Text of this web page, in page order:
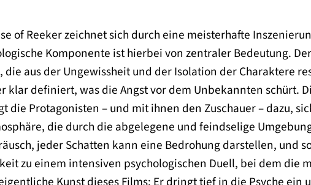
of Reeker zeichnet sich durch eine meisterhafte
Komponente ist hierbei von zentraler Bedeutung.
die aus der Ungewissheit und der Isolation der Charaktere
klar definiert, was die Angst vor dem Unbekannten schürt.
die Protagonisten – und mit ihnen den Zuschauer – dazu,
die durch die abgelegene und feindselige
jeder Schatten kann eine Bedrohung darstellen, und
zu einem intensiven psychologischen Duell, bei dem die